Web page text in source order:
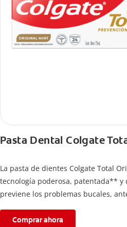
Pasta Dental Colgate
La pasta de dientes Colgate Total
tecnología poderosa, patentada** y
previene los problemas bucales,
completa limpieza dental.
Comprar ahora